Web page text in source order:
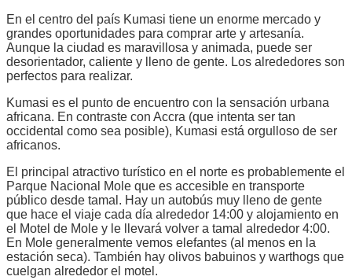
En el centro del país Kumasi tiene un enorme mercado y
grandes oportunidades para comprar arte y artesanía.
Aunque la ciudad es maravillosa y animada, puede ser
desorientador, caliente y lleno de gente. Los alrededores son
perfectos para realizar.
Kumasi es el punto de encuentro con la sensación urbana
africana. En contraste con Accra (que intenta ser tan
occidental como sea posible), Kumasi está orgulloso de ser
africanos.
El principal atractivo turístico en el norte es probablemente el
Parque Nacional Mole que es accesible en transporte
público desde tamal. Hay un autobús muy lleno de gente
que hace el viaje cada día alrededor 14:00 y alojamiento en
el Motel de Mole y le llevará volver a tamal alrededor 4:00.
En Mole generalmente vemos elefantes (al menos en la
estación seca). También hay olivos babuinos y warthogs que
cuelgan alrededor el motel.